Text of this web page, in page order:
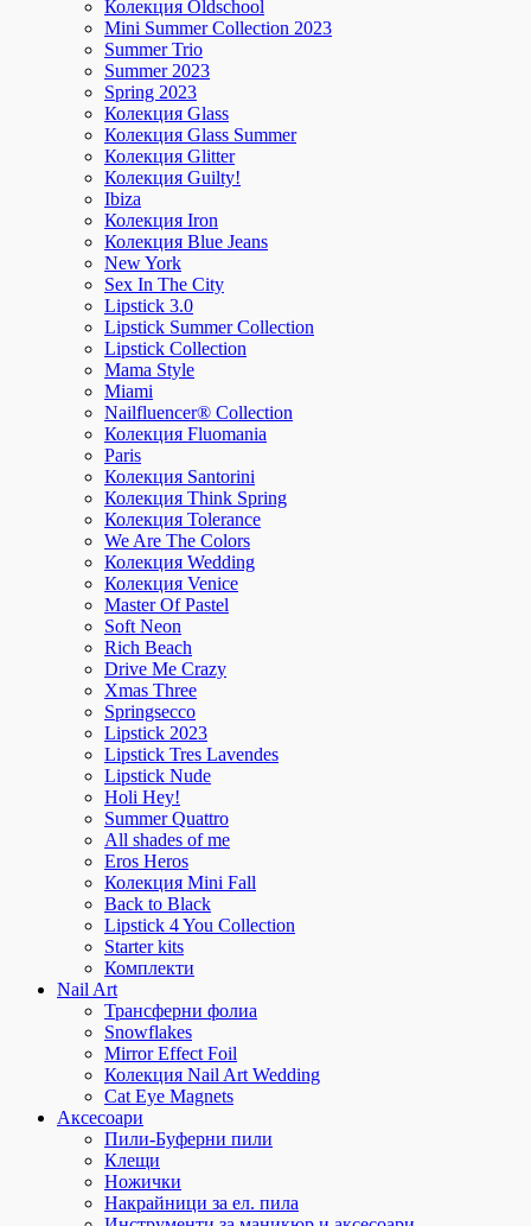
Колекция Oldschool
Mini Summer Collection 2023
Summer Trio
Summer 2023
Spring 2023
Колекция Glass
Колекция Glass Summer
Колекция Glitter
Колекция Guilty!
Ibiza
Колекция Iron
Колекция Blue Jeans
New York
Sex In The City
Lipstick 3.0
Lipstick Summer Collection
Lipstick Collection
Mama Style
Miami
Nailfluencer® Collection
Колекция Fluomania
Paris
Колекция Santorini
Колекция Think Spring
Колекция Tolerance
We Are The Colors
Колекция Wedding
Колекция Venice
Master Of Pastel
Soft Neon
Rich Beach
Drive Me Crazy
Xmas Three
Springsecco
Lipstick 2023
Lipstick Tres Lavendes
Lipstick Nude
Holi Hey!
Summer Quattro
All shades of me
Eros Heros
Колекция Mini Fall
Back to Black
Lipstick 4 You Collection
Starter kits
Комплекти
Nail Art
Трансферни фолиа
Snowflakes
Mirror Effect Foil
Колекция Nail Art Wedding
Cat Eye Magnets
Аксесоари
Пили-Буферни пили
Клещи
Ножички
Накрайници за ел. пила